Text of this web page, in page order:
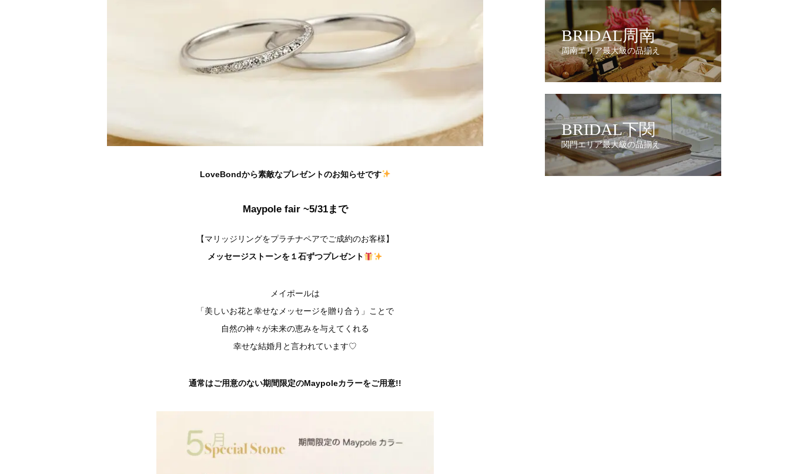
LoveBondから素敵なプレゼントのお知らせです
Maypole fair ~5/31まで
【マリッジリングをプラチナペアでご成約のお客様】
メッセージストーンを１石ずつプレゼント
メイポールは
「美しいお花と幸せなメッセージを贈り合う」ことで
自然の神々が未来の恵みを与えてくれる
幸せな結婚月と言われています♡
通常はご用意のない期間限定のMaypoleカラーをご用意!!
BRIDAL周南
周南エリア最大級の品揃え
BRIDAL下関
関門エリア最大級の品揃え